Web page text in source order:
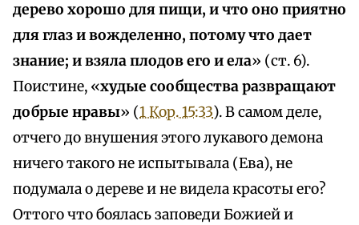
дерево хорошо для пищи, и что оно приятно
для глаз и вожделенно, потому что дает
знание; и взяла плодов его и ела» (ст. 6).
Поистине, «худые сообщества развращают
добрые нравы» (1 Кор. 15:33). В самом деле,
отчего до внушения этого лукавого демона
ничего такого не испытывала (Ева), не
подумала о дереве и не видела красоты его?
Оттого что боялась заповеди Божией и